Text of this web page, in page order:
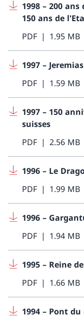
1998 – 200
150 ans de
PDF
1.95 MB
1997 –
PDF
1.59 MB
1997 – 150
suisses
PDF
2.56 MB
1996 – Le
PDF
1.99 MB
1996 –
PDF
1.94 MB
1995 – Reine
PDF
1.66 MB
1994 – Pont